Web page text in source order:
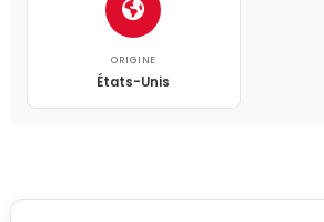
ORIGINE
États-Unis